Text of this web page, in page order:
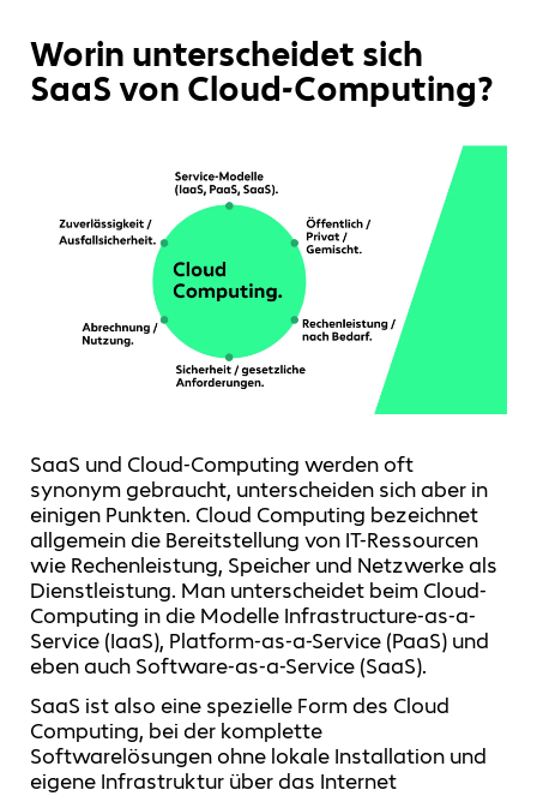
Worin unterscheidet sich
SaaS von Cloud-Computing?
SaaS und Cloud-Computing werden oft
synonym gebraucht, unterscheiden sich aber in
einigen Punkten. Cloud Computing bezeichnet
allgemein die Bereitstellung von IT-Ressourcen
wie Rechenleistung, Speicher und Netzwerke als
Dienstleistung. Man unterscheidet beim Cloud-
Computing in die Modelle Infrastructure-as-a-
Service (IaaS), Platform-as-a-Service (PaaS) und
eben auch Software-as-a-Service (SaaS).
SaaS ist also eine spezielle Form des Cloud
Computing, bei der komplette
Softwarelösungen ohne lokale Installation und
eigene Infrastruktur über das Internet